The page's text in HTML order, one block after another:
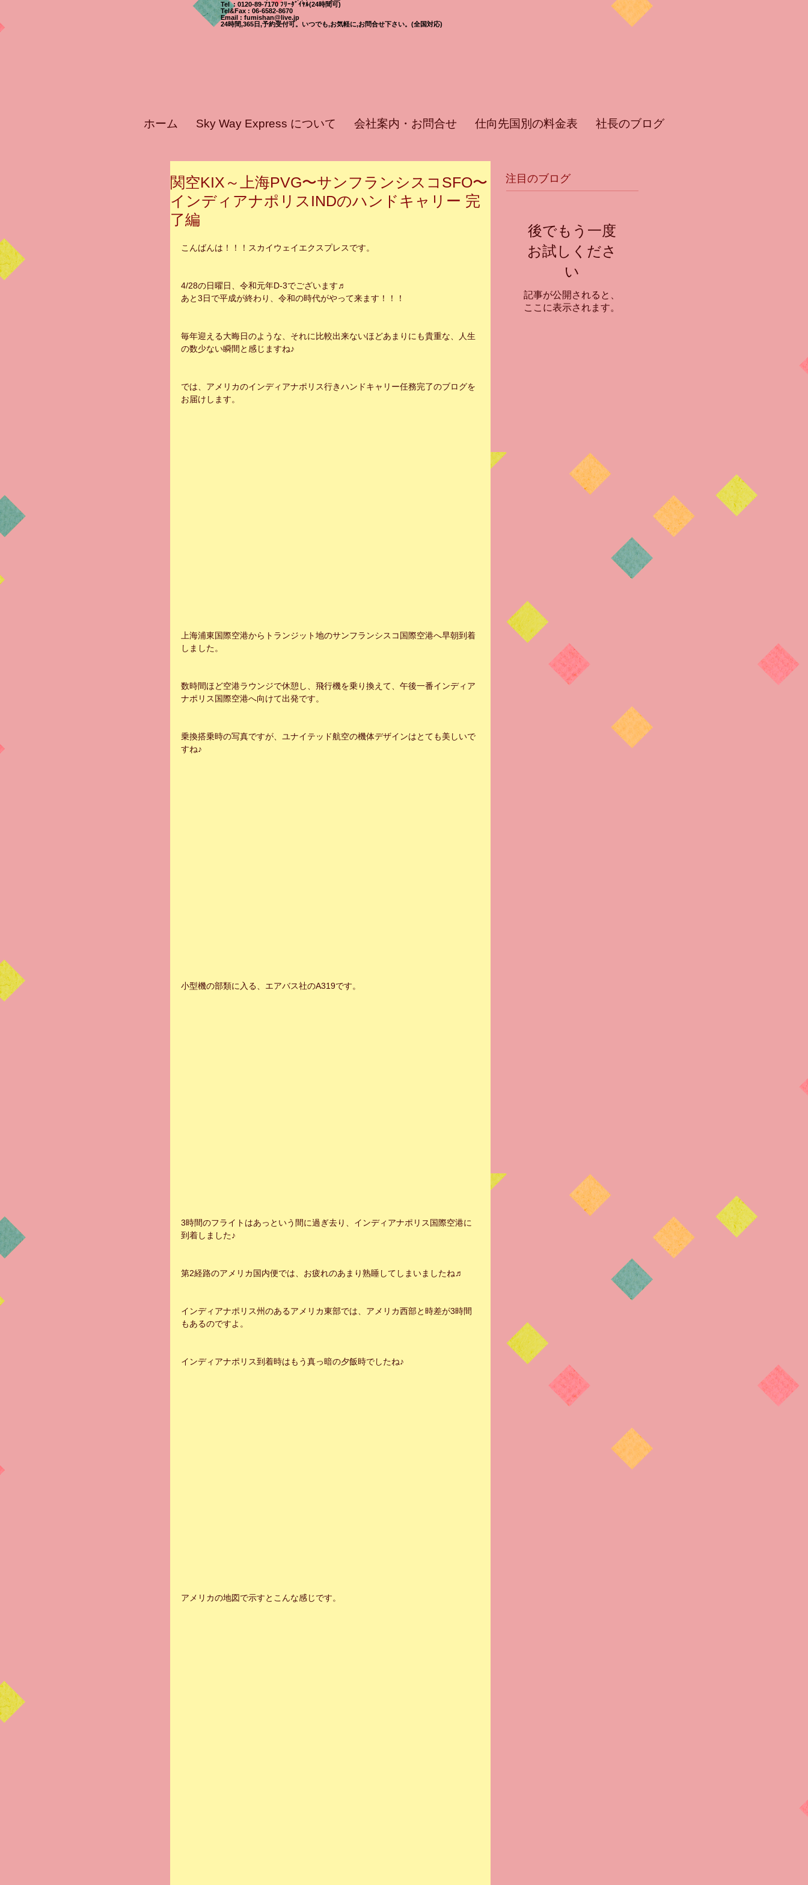
Tel : 0120-89-7170 ﾌﾘｰﾀﾞｲﾔﾙ(24時間可)
Tel&Fax : 06-6582-8670
Email : fumishan@live.jp
24時間,365日,予約受付可。いつでも,お気軽に,お問合せ下さい。(全国対応)
ホーム Sky Way Express について 会社案内・お問合せ 仕向先国別の料金表 社長のブログ
関空KIX～上海PVG〜サンフランシスコSFO〜
インディアナポリスINDのハンドキャリー 完
了編
こんばんは！！！スカイウェイエクスプレスです。
4/28の日曜日、令和元年D-3でございます♬
あと3日で平成が終わり、令和の時代がやって来ます！！！
毎年迎える大晦日のような、それに比較出来ないほどあまりにも貴重な、人生
の数少ない瞬間と感じますね♪
では、アメリカのインディアナポリス行きハンドキャリー任務完了のブログを
お届けします。
上海浦東国際空港からトランジット地のサンフランシスコ国際空港へ早朝到着
しました。
数時間ほど空港ラウンジで休憩し、飛行機を乗り換えて、午後一番インディア
ナポリス国際空港へ向けて出発です。
乗換搭乗時の写真ですが、ユナイテッド航空の機体デザインはとても美しいで
すね♪
小型機の部類に入る、エアバス社のA319です。
3時間のフライトはあっという間に過ぎ去り、インディアナポリス国際空港に
到着しました♪
第2経路のアメリカ国内便では、お疲れのあまり熟睡してしまいましたね♬
インディアナポリス州のあるアメリカ東部では、アメリカ西部と時差が3時間
もあるのですよ。
インディアナポリス到着時はもう真っ暗の夕飯時でしたね♪
アメリカの地図で示すとこんな感じです。
注目のブログ
後でもう一度
お試しくださ
い
記事が公開されると、
ここに表示されます。